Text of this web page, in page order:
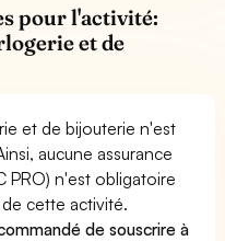
pour l'activité:
et de
et de bijouterie n'est
aucune assurance
PRO) n'est obligatoire
cette activité.
de souscrire à